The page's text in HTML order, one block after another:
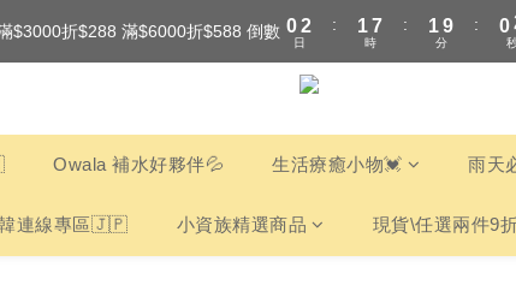
全館滿$3000享『超商』免運費
$3000折$288 滿$6000折$588 倒數 02
1
0
日
:
1
0
7
6
3
2
時
:
1
0
9
8
5
1
分
:
0
0
全館滿$3000享『超商』免運費
Owala 補水好夥伴💦 生活療癒小物💓 雨天
連線專區🇯🇵 小資族精選商品 現貨\任選兩件9